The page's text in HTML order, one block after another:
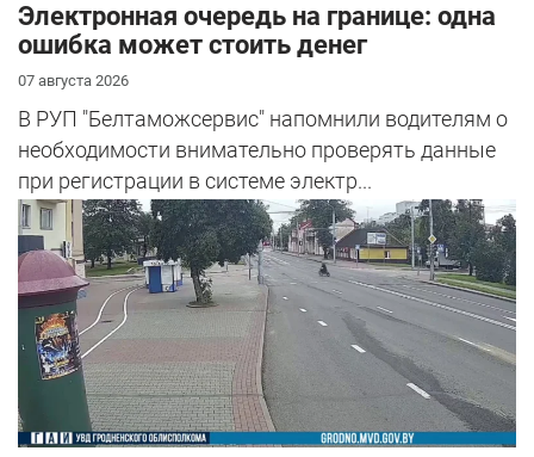
Электронная очередь на границе: одна
ошибка может стоить денег
07 августа 2026
В РУП "Белтаможсервис" напомнили водителям о
необходимости внимательно проверять данные
при регистрации в системе электр...